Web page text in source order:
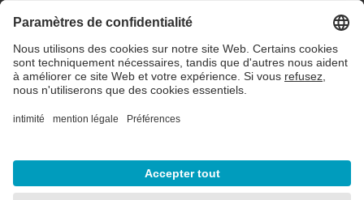
Les noms d’autres sociétés et produits mentionnés sur ce site peuvent
être des marques ou des marques déposées qui n’appartiennent pas à
LAP, mais à leurs exploitants respectifs. Notre site web utilise des
cookies. Vous pouvez gérer ou désactiver ces cookies dans les
préférences de cookies
. Pour plus d'informations, consultez notre site
© 2026 LAP GmbH Laser Applikationen